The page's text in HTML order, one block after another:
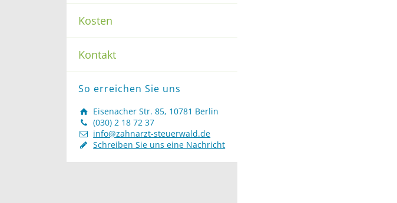
Kosten
Kontakt
So erreichen Sie uns
Eisenacher Str. 85, 10781 Berlin
(030) 2 18 72 37
info@zahnarzt-steuerwald.de
Schreiben Sie uns eine Nachricht